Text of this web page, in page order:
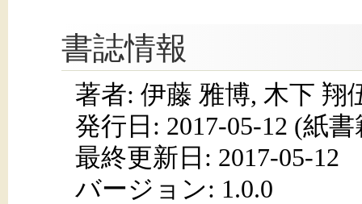
書誌情報
著者: 伊藤 雅博, 木下 翔
発行日: 2017-05-12 (紙書
最終更新日: 2017-05-12
バージョン: 1.0.0